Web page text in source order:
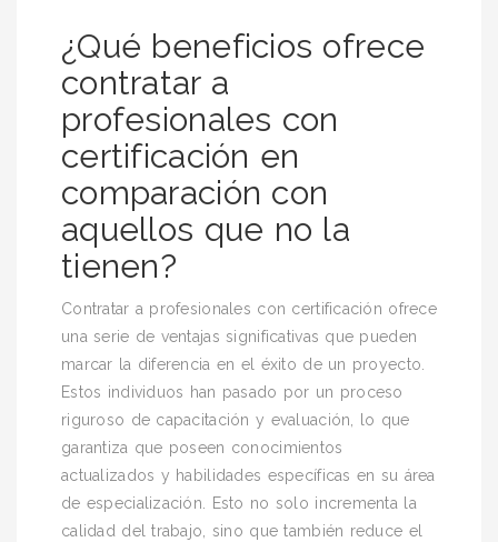
¿Qué beneficios ofrece
contratar a
profesionales con
certificación en
comparación con
aquellos que no la
tienen?
Contratar a profesionales con certificación ofrece
una serie de ventajas significativas que pueden
marcar la diferencia en el éxito de un proyecto.
Estos individuos han pasado por un proceso
riguroso de capacitación y evaluación, lo que
garantiza que poseen conocimientos
actualizados y habilidades específicas en su área
de especialización. Esto no solo incrementa la
calidad del trabajo, sino que también reduce el